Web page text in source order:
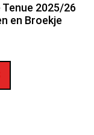
2025/26
en Broekje